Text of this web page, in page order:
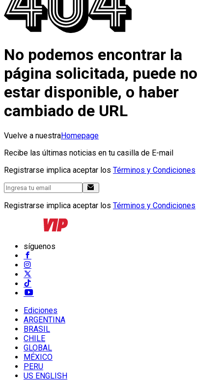
No podemos encontrar la
página solicitada, puede no
estar disponible, o haber
cambiado de URL
Vuelve a nuestraHomepage
Recibe las últimas noticias en tu casilla de E-mail
Registrarse implica aceptar los Términos y Condiciones
Registrarse implica aceptar los Términos y Condiciones
síguenos
Ediciones
ARGENTINA
BRASIL
CHILE
GLOBAL
MÉXICO
PERU
US ENGLISH